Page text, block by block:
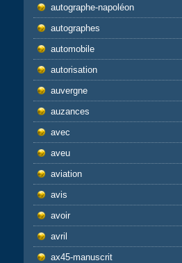
autographe-napoléon
autographes
automobile
autorisation
auvergne
auzances
avec
aveu
aviation
avis
avoir
avril
ax45-manuscrit